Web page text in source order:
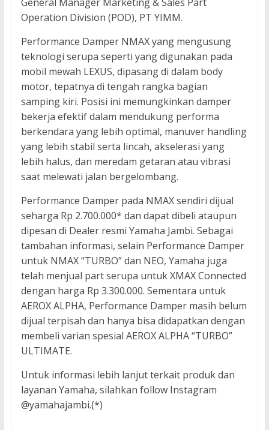
General Manager Marketing & Sales Part
Operation Division (POD), PT YIMM.
Performance Damper NMAX yang mengusung
teknologi serupa seperti yang digunakan pada
mobil mewah LEXUS, dipasang di dalam body
motor, tepatnya di tengah rangka bagian
samping kiri. Posisi ini memungkinkan damper
bekerja efektif dalam mendukung performa
berkendara yang lebih optimal, manuver handling
yang lebih stabil serta lincah, akselerasi yang
lebih halus, dan meredam getaran atau vibrasi
saat melewati jalan bergelombang.
Performance Damper pada NMAX sendiri dijual
seharga Rp 2.700.000* dan dapat dibeli ataupun
dipesan di Dealer resmi Yamaha Jambi. Sebagai
tambahan informasi, selain Performance Damper
untuk NMAX “TURBO” dan NEO, Yamaha juga
telah menjual part serupa untuk XMAX Connected
dengan harga Rp 3.300.000. Sementara untuk
AEROX ALPHA, Performance Damper masih belum
dijual terpisah dan hanya bisa didapatkan dengan
membeli varian spesial AEROX ALPHA “TURBO”
ULTIMATE.
Untuk informasi lebih lanjut terkait produk dan
layanan Yamaha, silahkan follow Instagram
@yamahajambi.(*)